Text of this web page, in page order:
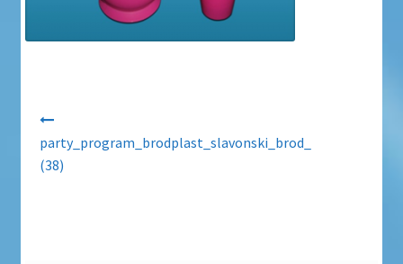
party_program_brodplast_slavonski_brod_
(38)